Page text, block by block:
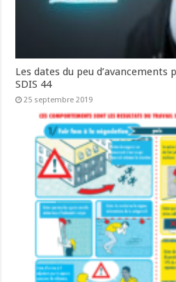
Les dates du peu
SDIS 44
25 septembre 2019